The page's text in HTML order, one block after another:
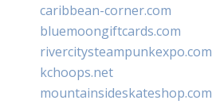
caribbean-corner.com
bluemoongiftcards.com
rivercitysteampunkexpo.com
kchoops.net
mountainsideskateshop.com